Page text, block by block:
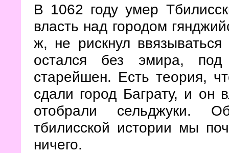
В 1062 году умер
власть над городом
ж, не рискнул
остался без эмира, под
старейшен. Есть теория,
сдали город Баграту, и он
отобрали сельджуки.
тбилисской истории мы
ничего.